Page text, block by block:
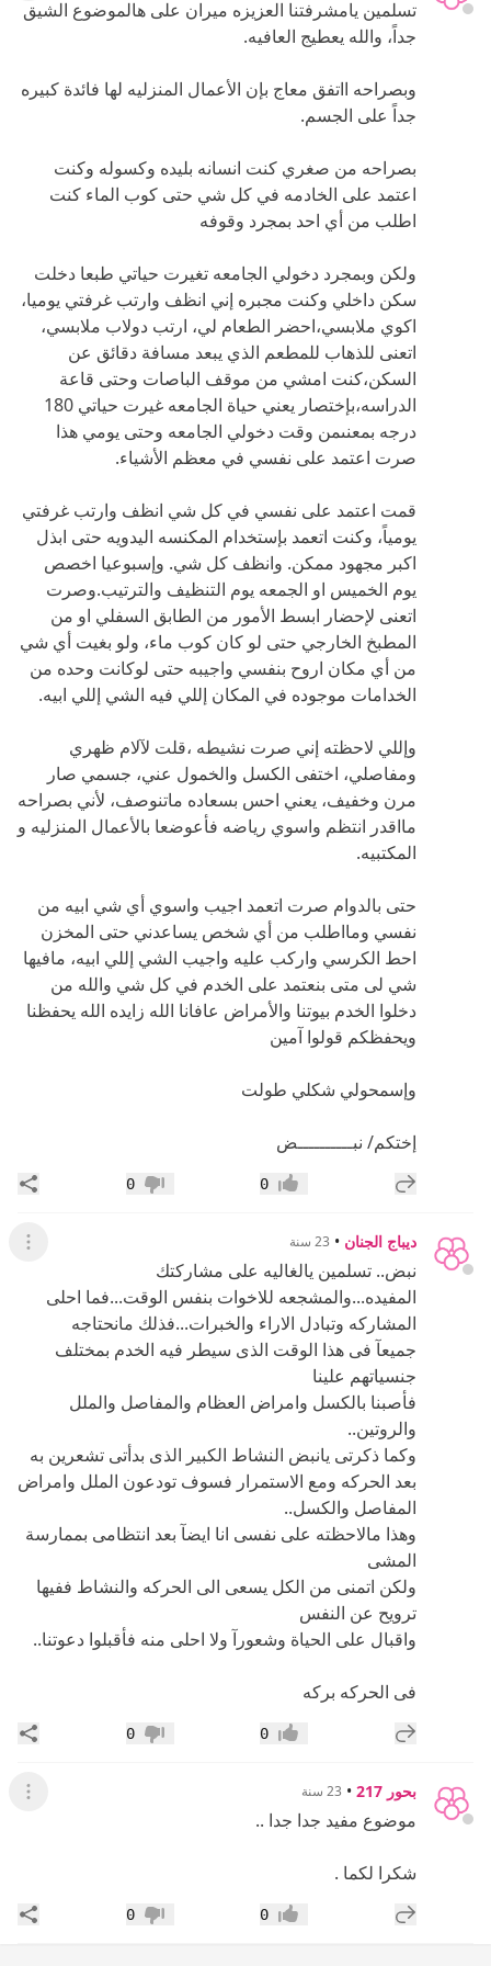
تسلمين يامشرفتنا العزيزه ميران على هالموضوع الشيق
جداً، والله يعطيج العافيه.
وبصراحه ااتفق معاج بإن الأعمال المنزليه لها فائدة كبيره
جداً على الجسم.
بصراحه من صغري كنت انسانه بليده وكسوله وكنت
اعتمد على الخادمه في كل شي حتى كوب الماء كنت
اطلب من أي احد بمجرد وقوفه
ولكن وبمجرد دخولي الجامعه تغيرت حياتي طبعا دخلت
سكن داخلي وكنت مجبره إني انظف وارتب غرفتي يوميا،
اكوي ملابسي،احضر الطعام لي، ارتب دولاب ملابسي،
اتعنى للذهاب للمطعم الذي يبعد مسافة دقائق عن
السكن،كنت امشي من موقف الباصات وحتى قاعة
الدراسه،بإختصار يعني حياة الجامعه غيرت حياتي 180
درجه بمعنىمن وقت دخولي الجامعه وحتى يومي هذا
صرت اعتمد على نفسي في معظم الأشياء.
قمت اعتمد على نفسي في كل شي انظف وارتب غرفتي
يومياً، وكنت اتعمد بإستخدام المكنسه اليدويه حتى ابذل
اكبر مجهود ممكن. وانظف كل شي. وإسبوعيا اخصص
يوم الخميس او الجمعه يوم التنظيف والترتيب.وصرت
اتعنى لإحضار ابسط الأمور من الطابق السفلي او من
المطبخ الخارجي حتى لو كان كوب ماء، ولو بغيت أي شي
من أي مكان اروح بنفسي واجيبه حتى لوكانت وحده من
الخدامات موجوده في المكان إللي فيه الشي إللي ابيه.
وإللي لاحظته إني صرت نشيطه ،قلت لآلام ظهري
ومفاصلي، اختفى الكسل والخمول عني، جسمي صار
مرن وخفيف، يعني احس بسعاده ماتنوصف، لأني بصراحه
مااقدر انتظم واسوي رياضه فأعوضعا بالأعمال المنزليه و
المكتبيه.
حتى بالدوام صرت اتعمد اجيب واسوي أي شي ابيه من
نفسي ومااطلب من أي شخص يساعدني حتى المخزن
احط الكرسي واركب عليه واجيب الشي إللي ابيه، مافيها
شي لى متى بنعتمد على الخدم في كل شي والله من
دخلوا الخدم بيوتنا والأمراض عافانا الله زايده الله يحفظنا
ويحفظكم قولوا آمين
وإسمحولي شكلي طولت
إختكم/ نبــــــــــض
إضافة رد جديد إعجاب0 عدم إعجاب
0
ديباج الجنان • 23 سنة عرض
نبض.. تسلمين يالغاليه على مشاركتك
المفيده...والمشجعه للاخوات بنفس الوقت...فما احلى
المشاركه وتبادل الاراء والخبرات...فذلك مانحتاجه
جميعآ فى هذا الوقت الذى سيطر فيه الخدم بمختلف
جنسياتهم علينا
فأصبنا بالكسل وامراض العظام والمفاصل والملل
والروتين..
وكما ذكرتى يانبض النشاط الكبير الذى بدأتى تشعرين به
بعد الحركه ومع الاستمرار فسوف تودعون الملل وامراض
المفاصل والكسل..
وهذا مالاحظته على نفسى انا ايضآ بعد انتظامى بممارسة
المشى
ولكن اتمنى من الكل يسعى الى الحركه والنشاط ففيها
ترويح عن النفس
واقبال على الحياة وشعورآ ولا احلى منه فأقبلوا دعوتنا..
فى الحركه بركه
إضافة رد جديد إعجاب0 عدم إعجاب
0
بحور 217 • 23 سنة عرض
موضوع مفيد جدا جدا ..
شكرا لكما .
إضافة رد جديد إعجاب0 عدم إعجاب
0